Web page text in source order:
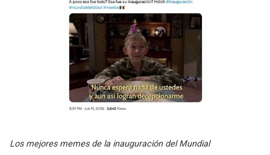
Los mejores memes de la inauguración del Mundial